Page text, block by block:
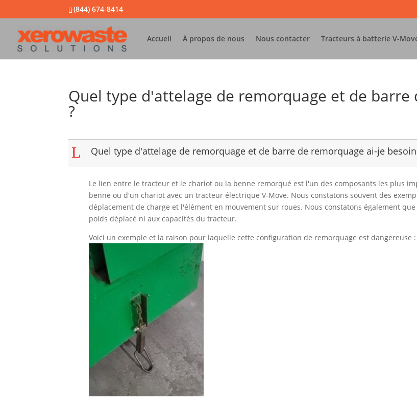
(844) 674-8414
Accueil À propos de nous Nous contacter Tracteurs à batterie V-
Quel type d'attelage de remorquage et de
?
L Quel type d'attelage de remorquage et de barre de remorquage ai-je
Le lien entre le tracteur et le chariot ou la benne remorqué est l'un des composants les plus
benne ou d'un chariot avec un tracteur électrique V-Move. Nous constatons souvent des
déplacement de charge et l'élément en mouvement sur roues. Nous constatons également
poids déplacé ni aux capacités du tracteur.
Voici un exemple et la raison pour laquelle cette configuration de remorquage est dangereuse :